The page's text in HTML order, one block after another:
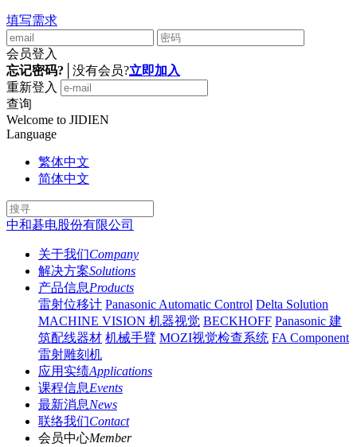
填写需求
会员登入
忘记密码?
没有会员?立即加入
重新登入
查询
Welcome to JIDIEN
Language
繁体中文
简体中文
中和碁电股份有限公司
关于我们Company
解决方案Solutions
产品信息Products
雷射位移计 Panasonic Automatic Control Delta Solution
MACHINE VISION 机器视觉 BECKHOFF Panasonic 建
筑配线器材 机械手臂 MOZI视觉检查系统 FA Component
雷射雕刻机
应用实绩Applications
课程信息Events
最新消息News
联络我们Contact
会员中心Member